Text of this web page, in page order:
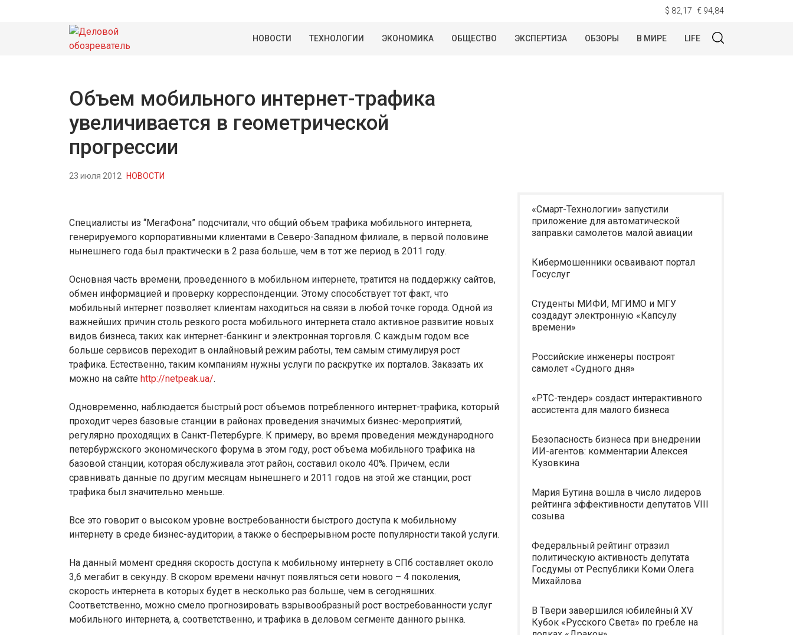
$ 82,17 € 94,84
НОВОСТИ ТЕХНОЛОГИИ ЭКОНОМИКА ОБЩЕСТВО ЭКСПЕРТИЗА ОБЗОРЫ В МИРЕ LIFE
Объем мобильного интернет-трафика
увеличивается в геометрической
прогрессии
23 июля 2012 НОВОСТИ
Специалисты из “МегаФона” подсчитали, что общий объем трафика мобильного интернета,
генерируемого корпоративными клиентами в Северо-Западном филиале, в первой половине
нынешнего года был практически в 2 раза больше, чем в тот же период в 2011 году.
Основная часть времени, проведенного в мобильном интернете, тратится на поддержку сайтов,
обмен информацией и проверку корреспонденции. Этому способствует тот факт, что
мобильный интернет позволяет клиентам находиться на связи в любой точке города. Одной из
важнейших причин столь резкого роста мобильного интернета стало активное развитие новых
видов бизнеса, таких как интернет-банкинг и электронная торговля. С каждым годом все
больше сервисов переходит в онлайновый режим работы, тем самым стимулируя рост
трафика. Естественно, таким компаниям нужны услуги по раскрутке их порталов. Заказать их
можно на сайте http://netpeak.ua/.
Одновременно, наблюдается быстрый рост объемов потребленного интернет-трафика, который
проходит через базовые станции в районах проведения значимых бизнес-мероприятий,
регулярно проходящих в Санкт-Петербурге. К примеру, во время проведения международного
петербуржского экономического форума в этом году, рост объема мобильного трафика на
базовой станции, которая обслуживала этот район, составил около 40%. Причем, если
сравнивать данные по другим месяцам нынешнего и 2011 годов на этой же станции, рост
трафика был значительно меньше.
Все это говорит о высоком уровне востребованности быстрого доступа к мобильному
интернету в среде бизнес-аудитории, а также о беспрерывном росте популярности такой услуги.
На данный момент средняя скорость доступа к мобильному интернету в СПб составляет около
3,6 мегабит в секунду. В скором времени начнут появляться сети нового – 4 поколения,
скорость интернета в которых будет в несколько раз больше, чем в сегодняшних.
Соответственно, можно смело прогнозировать взрывообразный рост востребованности услуг
мобильного интернета, а, соответственно, и трафика в деловом сегменте данного рынка.
«Смарт-Технологии» запустили
приложение для автоматической
заправки самолетов малой авиации
Кибермошенники осваивают портал
Госуслуг
Студенты МИФИ, МГИМО и МГУ
создадут электронную «Капсулу
времени»
Российские инженеры построят
самолет «Судного дня»
«РТС-тендер» создаст интерактивного
ассистента для малого бизнеса
Безопасность бизнеса при внедрении
ИИ-агентов: комментарии Алексея
Кузовкина
Мария Бутина вошла в число лидеров
рейтинга эффективности депутатов VIII
созыва
Федеральный рейтинг отразил
политическую активность депутата
Госдумы от Республики Коми Олега
Михайлова
В Твери завершился юбилейный XV
Кубок «Русского Света» по гребле на